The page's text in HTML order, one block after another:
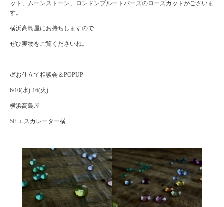
ット、ムーンストーン、ロンドンブルートパーズのローズカットがございま
す。
横浜高島屋にお持ちしますので
ぜひ実物をご覧くださいね。
🫏お仕立て相談会＆POPUP
6/10(水)-16(火)
横浜高島屋
5F エスカレーター横